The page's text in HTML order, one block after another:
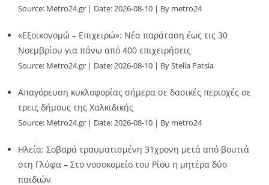
Source: Metro24.gr Date: 2026-08-10 By metro24
«Εξοικονομώ – Επιχειρώ»: Νέα παράταση έως τις 30
Νοεμβρίου για πάνω από 400 επιχειρήσεις
Source: Metro24.gr Date: 2026-08-10 By Stella Patsia
Απαγόρευση κυκλοφορίας σήμερα σε δασικές περιοχές σε
τρεις δήμους της Χαλκιδικής
Source: Metro24.gr Date: 2026-08-10 By metro24
Ηλεία: Σοβαρά τραυματισμένη 31χρονη μετά από βουτιά
στη Γλύφα – Στο νοσοκομείο του Ρίου η μητέρα δύο
παιδιών